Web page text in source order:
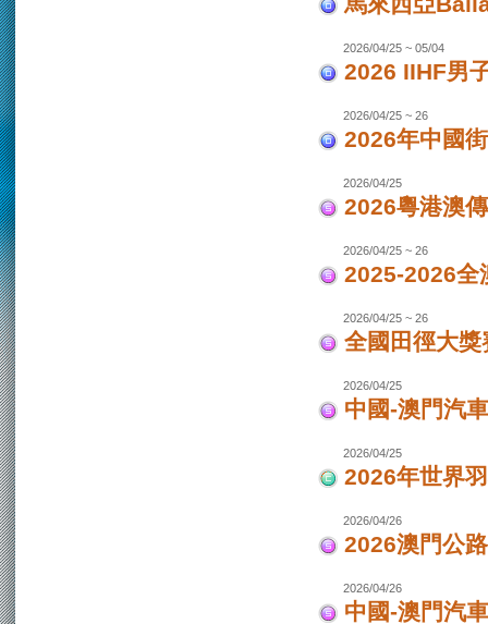
2026/04/25 ~ 05/04
2026 IIHF男
2026/04/25 ~ 26
2026年中國
2026/04/25
2026粵港澳
2026/04/25 ~ 26
2025-2026全
2026/04/25 ~ 26
全國田徑大獎
2026/04/25
中國-澳門汽
2026/04/25
2026年世界
2026/04/26
2026澳門公
2026/04/26
中國-澳門汽